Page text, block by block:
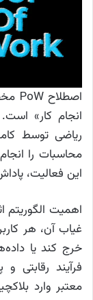
انجام کار»
ریاضی توسط
این فعالیت،
اهمیت
غیاب آن، هر
فرآیند رقابتی
معتبر وارد